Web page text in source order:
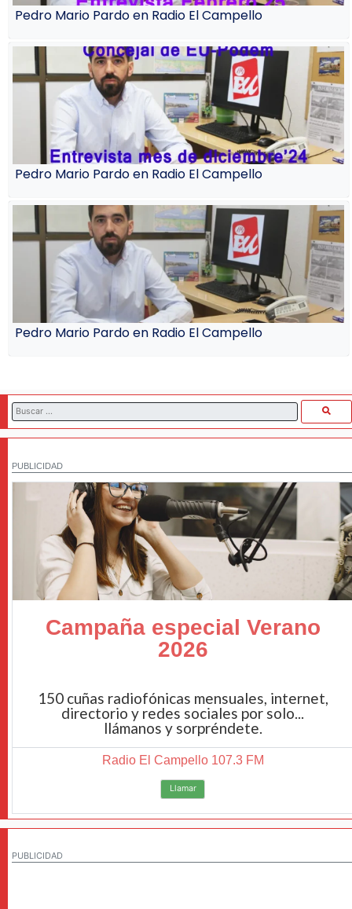
Pedro Mario Pardo en Radio El Campello
Pedro Mario Pardo en Radio El Campello
Pedro Mario Pardo en Radio El Campello
PUBLICIDAD
Campaña especial Verano
2026
150 cuñas radiofónicas mensuales, internet,
directorio y redes sociales por solo...
llámanos y sorpréndete.
Radio El Campello 107.3 FM
Llamar
PUBLICIDAD